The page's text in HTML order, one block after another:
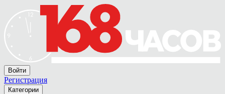
Войти
Регистрация
Категории